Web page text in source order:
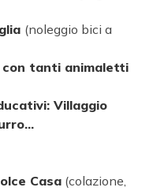
(noleggio bici a
con tanti animaletti
Villaggio
Casa (colazione,